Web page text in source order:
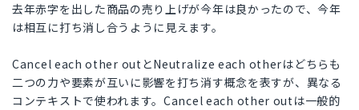
去年赤字を出した商品の売り上げが今年は良かったので、今年
は相互に打ち消し合うように見えます。
Cancel each other outとNeutralize each otherはどちらも
二つの力や要素が互いに影響を打ち消す概念を表すが、異なる
コンテキストで使われます。Cancel each other outは一般的